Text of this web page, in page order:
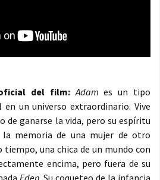
del film: Adam es un tipo
un universo extraordinario. Vive
de ganarse la vida, pero su espíritu
memoria de una mujer de otro
una chica de un mundo con
encima, pero fuera de su